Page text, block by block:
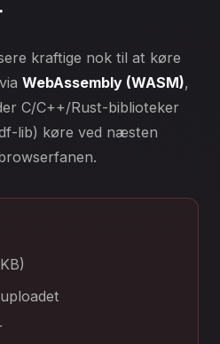
kraftige nok til at køre
WebAssembly (WASM),
C/C++/Rust-biblioteker
lib) køre ved næsten